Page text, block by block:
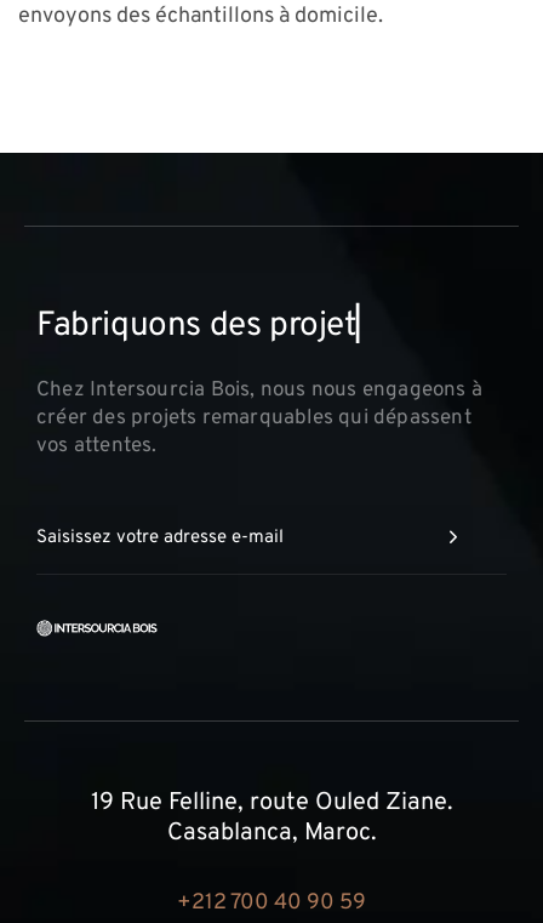
envoyons des échantillons à domicile.
Fabriquons des projet
Chez Intersourcia Bois, nous nous engageons à
créer des projets remarquables qui dépassent
vos attentes.
19 Rue Felline, route Ouled Ziane.
Casablanca, Maroc.
+212 700 40 90 59